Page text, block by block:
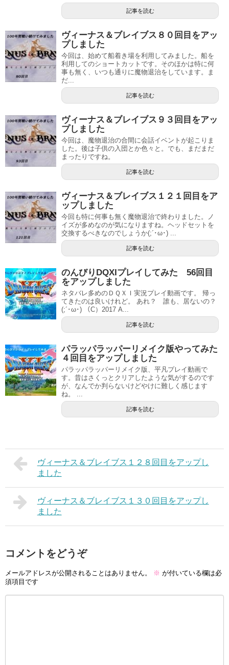
記事を読む
ヴィーナス＆ブレイブス８０回目をアッ
プしました
今回は、始めて船着き場を利用してみました。船を
利用してのショートカットです。そのほかは特に何
事も無く、いつも通りに魔物退治をしています。ま
だ...
記事を読む
ヴィーナス＆ブレイブス９３回目をアッ
プしました
今回は、魔物退治の合間に会話イベントが起こりま
した。後は子供の入団とか色々と。でも、まだまだ
まったりですね。
記事を読む
ヴィーナス＆ブレイブス１２１回目をア
ップしました
今回も特に何事も無く魔物退治で終わりました。ノ
イズが多めなのが気になりますね。ヘッドセットを
交換するべきなのでしょうか(;´･ω･) ...
記事を読む
のんびりDQXIプレイしてみた 56回目
をアップしました
ネタバレ多めのＤＱＸＩ実況プレイ動画です。 帰っ
てきたのは良いけれど。 あれ？ 誰も、居ないの？
(;´･ω･) （C）2017 A...
記事を読む
パラッパラッパーリメイク版やってみた
４回目をアップしました
パラッパラッパーリメイク版、平凡プレイ動画で
す。昔はさくっとクリアしたような気がするのです
が、なんでか判らないけどやけに難しく感じます
ね。 ...
記事を読む
ヴィーナス＆ブレイブス１２８回目をアップし
ました
ヴィーナス＆ブレイブス１３０回目をアップし
ました
コメントをどうぞ
メールアドレスが公開されることはありません。 ※ が付いている欄は必
須項目です